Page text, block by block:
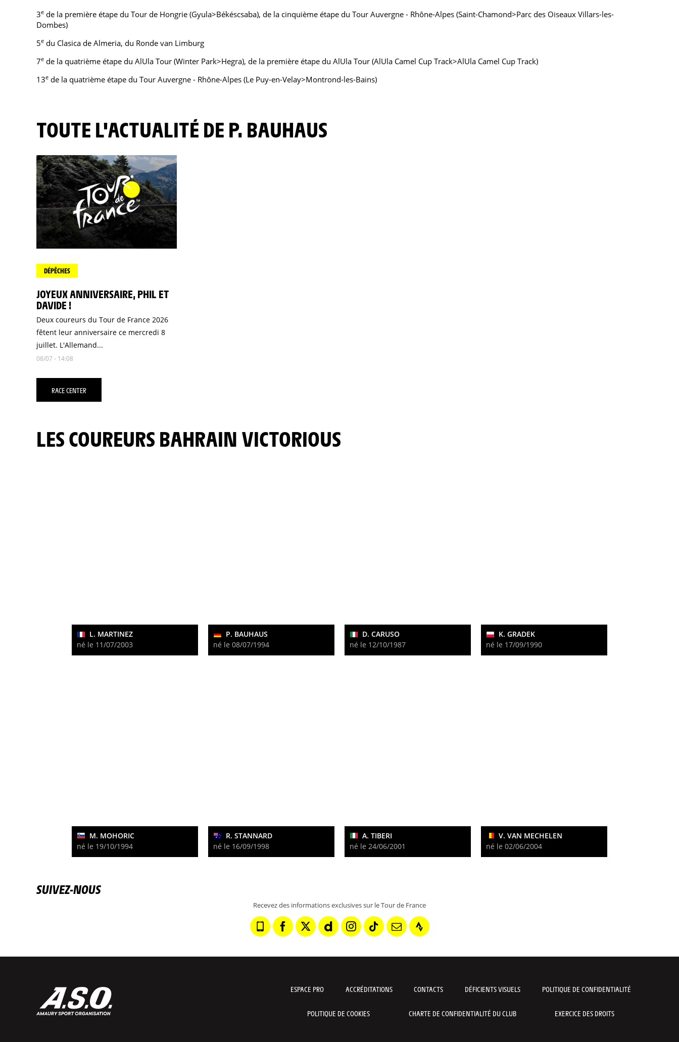
3e de la première étape du Tour de Hongrie (Gyula>Békéscsaba), de la cinquième étape du Tour Auvergne - Rhône-Alpes (Saint-Chamond>Parc des Oiseaux Villars-les-
Dombes)
5e du Clasica de Almeria, du Ronde van Limburg
7e de la quatrième étape du AlUla Tour (Winter Park>Hegra), de la première étape du AlUla Tour (AlUla Camel Cup Track>AlUla Camel Cup Track)
13e de la quatrième étape du Tour Auvergne - Rhône-Alpes (Le Puy-en-Velay>Montrond-les-Bains)
TOUTE L'ACTUALITÉ DE P. BAUHAUS
DÉPÊCHES
JOYEUX ANNIVERSAIRE, PHIL ET
DAVIDE !
Deux coureurs du Tour de France 2026
fêtent leur anniversaire ce mercredi 8
juillet. L'Allemand...
08/07 - 14:08
RACE CENTER
LES COUREURS BAHRAIN VICTORIOUS
L. MARTINEZ
né le 11/07/2003
P. BAUHAUS
né le 08/07/1994
D. CARUSO
né le 12/10/1987
K. GRADEK
né le 17/09/1990
M. MOHORIC
né le 19/10/1994
R. STANNARD
né le 16/09/1998
A. TIBERI
né le 24/06/2001
V. VAN MECHELEN
né le 02/06/2004
SUIVEZ-NOUS
Recevez des informations exclusives sur le Tour de France
ESPACE PRO ACCRÉDITATIONS CONTACTS DÉFICIENTS VISUELS POLITIQUE DE CONFIDENTIALITÉ
POLITIQUE DE COOKIES CHARTE DE CONFIDENTIALITÉ DU CLUB EXERCICE DES DROITS